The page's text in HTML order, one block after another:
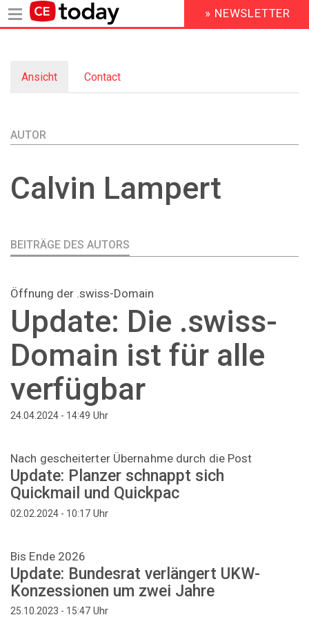
Inhalt
HEADER
MENU
» NEWSLETTER
Primary
Ansicht (aktiver
Reiter)
Contact
AUTOR
Calvin Lampert
BEITRÄGE DES AUTORS
Öffnung der .swiss-Domain
Update: Die .swiss-
Domain ist für alle
verfügbar
24.04.2024 - 14:49 Uhr
Nach gescheiterter Übernahme durch die Post
Update: Planzer schnappt sich
Quickmail und Quickpac
02.02.2024 - 10:17 Uhr
Bis Ende 2026
Update: Bundesrat verlängert UKW-
Konzessionen um zwei Jahre
25.10.2023 - 15:47 Uhr